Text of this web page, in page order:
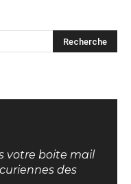
votre boite mail
des